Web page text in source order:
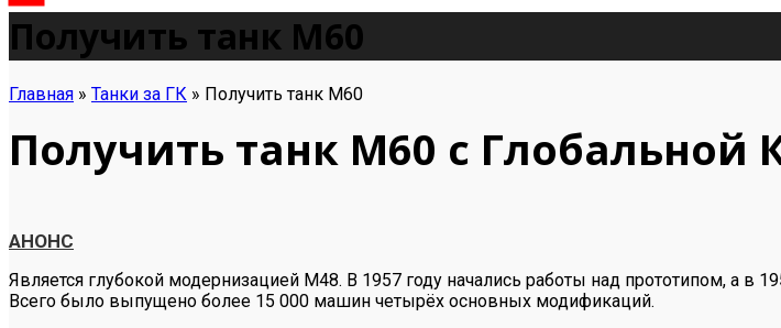
Получить танк M60
Главная » Танки за ГК » Получить танк M60
Получить танк M60 с Глобальной
АНОНС
Является глубокой модернизацией М48. В 1957 году начались работы над прототипом, а в
Всего было выпущено более 15 000 машин четырёх основных модификаций.